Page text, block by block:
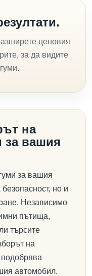
ценовия
за да видите
на
за вашия
за вашия
но и
Независимо
пътища,
търсите
на
автомобил.